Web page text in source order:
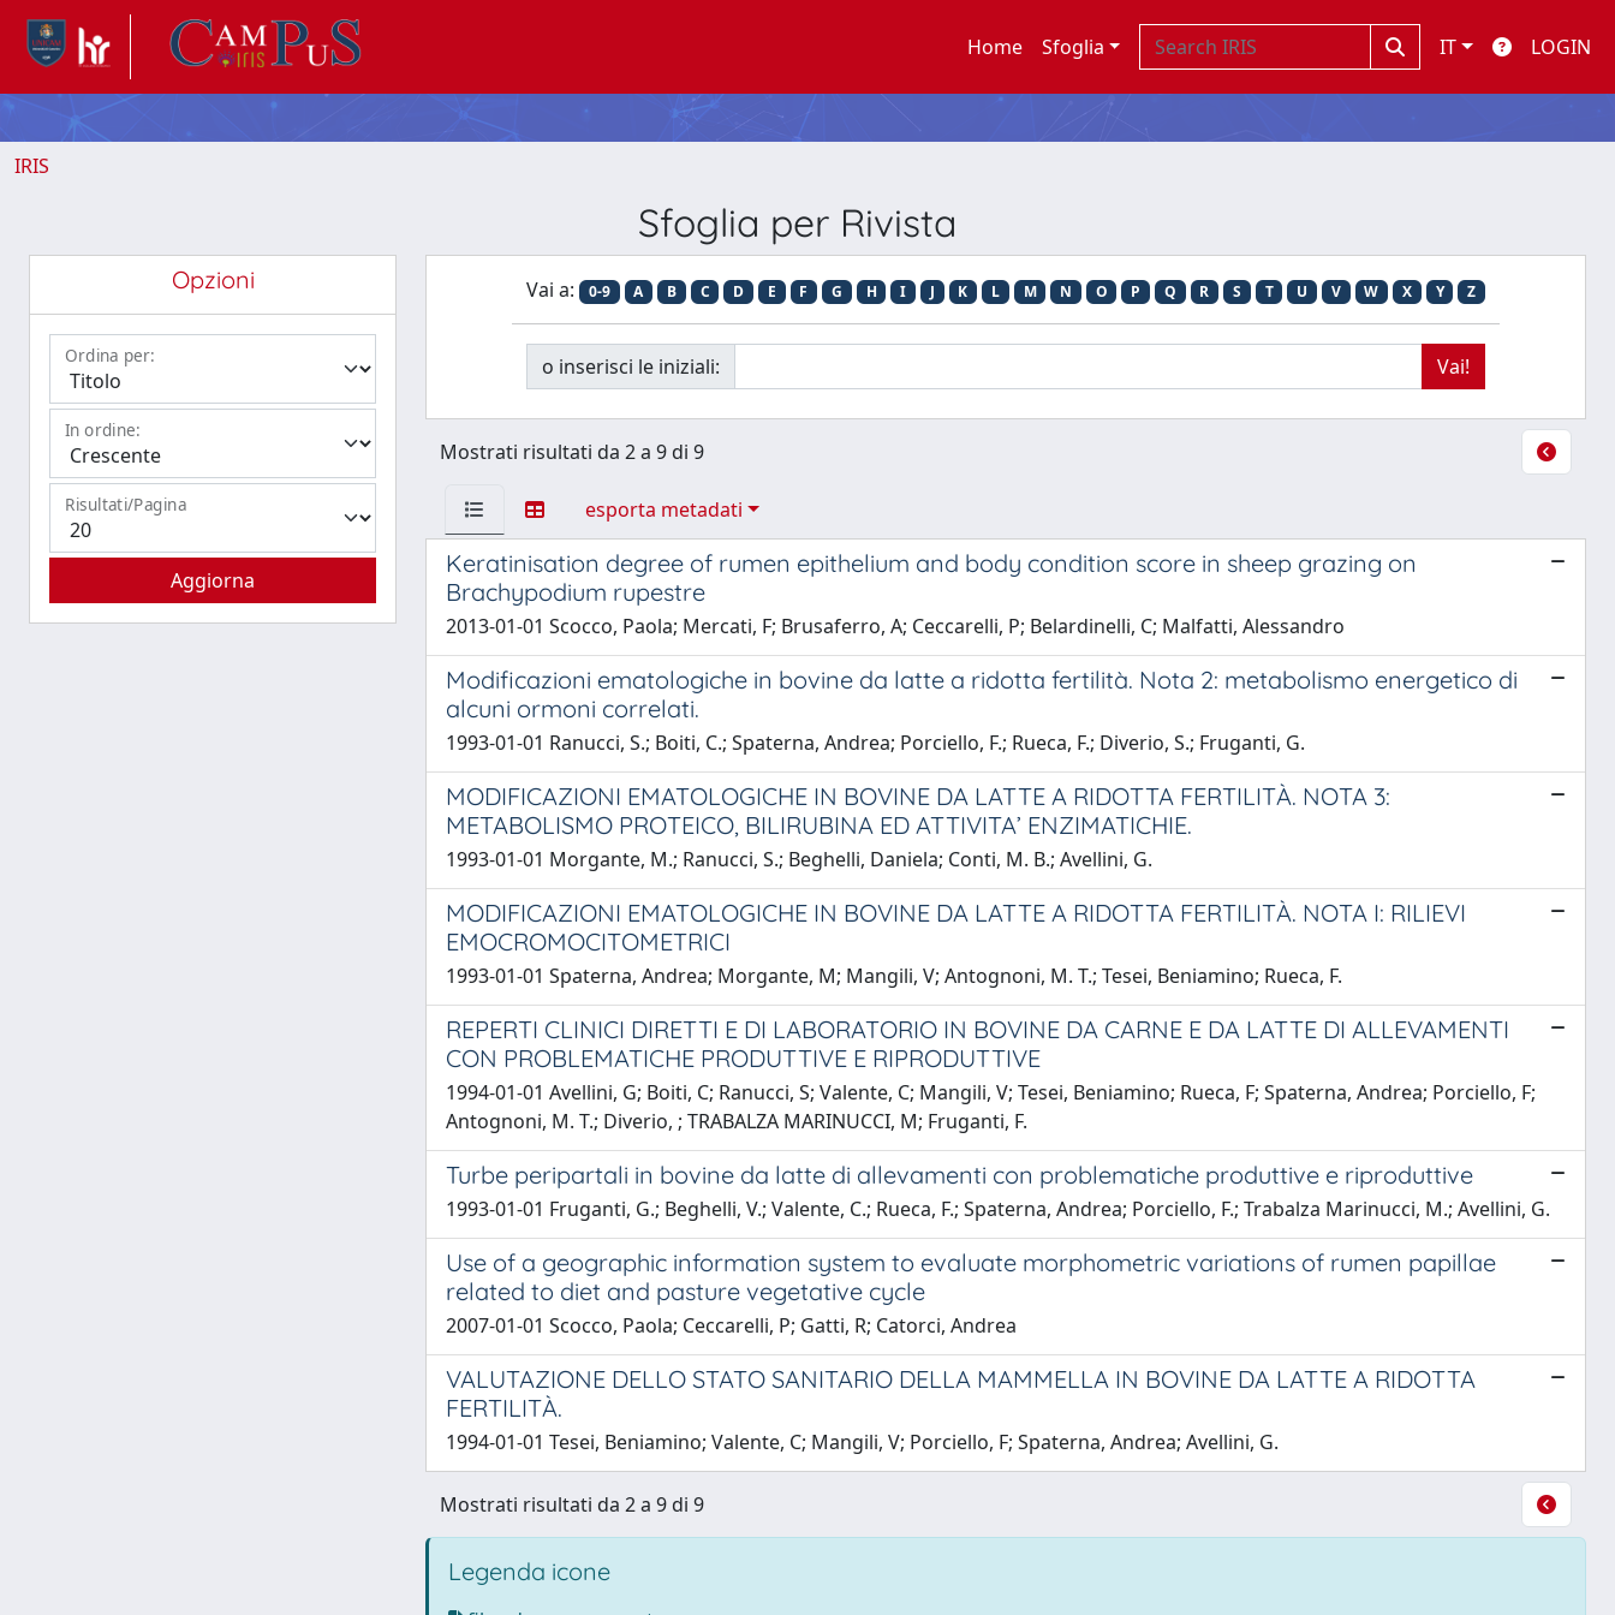
Home Sfoglia IT LOGIN
IRIS
Sfoglia per Rivista
Opzioni
Ordina per:
In ordine:
Risultati/Pagina
Vai a: 0-9 A B C D E F G H I J K L M N O P Q R S T U V W X Y Z
o inserisci le iniziali:
Mostrati risultati da 2 a 9 di 9
esporta metadati
Keratinisation degree of rumen epithelium and body condition score in sheep grazing on
Brachypodium rupestre
2013-01-01 Scocco, Paola; Mercati, F; Brusaferro, A; Ceccarelli, P; Belardinelli, C; Malfatti, Alessandro
Modificazioni ematologiche in bovine da latte a ridotta fertilità. Nota 2: metabolismo energetico di
alcuni ormoni correlati.
1993-01-01 Ranucci, S.; Boiti, C.; Spaterna, Andrea; Porciello, F.; Rueca, F.; Diverio, S.; Fruganti, G.
MODIFICAZIONI EMATOLOGICHE IN BOVINE DA LATTE A RIDOTTA FERTILITÀ. NOTA 3:
METABOLISMO PROTEICO, BILIRUBINA ED ATTIVITA’ ENZIMATICHIE.
1993-01-01 Morgante, M.; Ranucci, S.; Beghelli, Daniela; Conti, M. B.; Avellini, G.
MODIFICAZIONI EMATOLOGICHE IN BOVINE DA LATTE A RIDOTTA FERTILITÀ. NOTA I: RILIEVI
EMOCROMOCITOMETRICI
1993-01-01 Spaterna, Andrea; Morgante, M; Mangili, V; Antognoni, M. T.; Tesei, Beniamino; Rueca, F.
REPERTI CLINICI DIRETTI E DI LABORATORIO IN BOVINE DA CARNE E DA LATTE DI ALLEVAMENTI
CON PROBLEMATICHE PRODUTTIVE E RIPRODUTTIVE
1994-01-01 Avellini, G; Boiti, C; Ranucci, S; Valente, C; Mangili, V; Tesei, Beniamino; Rueca, F; Spaterna, Andrea; Porciello, F;
Antognoni, M. T.; Diverio, ; TRABALZA MARINUCCI, M; Fruganti, F.
Turbe peripartali in bovine da latte di allevamenti con problematiche produttive e riproduttive
1993-01-01 Fruganti, G.; Beghelli, V.; Valente, C.; Rueca, F.; Spaterna, Andrea; Porciello, F.; Trabalza Marinucci, M.; Avellini, G.
Use of a geographic information system to evaluate morphometric variations of rumen papillae
related to diet and pasture vegetative cycle
2007-01-01 Scocco, Paola; Ceccarelli, P; Gatti, R; Catorci, Andrea
VALUTAZIONE DELLO STATO SANITARIO DELLA MAMMELLA IN BOVINE DA LATTE A RIDOTTA
FERTILITÀ.
1994-01-01 Tesei, Beniamino; Valente, C; Mangili, V; Porciello, F; Spaterna, Andrea; Avellini, G.
Mostrati risultati da 2 a 9 di 9
Legenda icone